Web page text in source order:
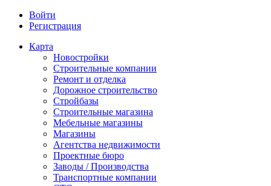
Войти
Регистрация
Карта
Новостройки
Строительные компании
Ремонт и отделка
Дорожное строительство
Стройбазы
Строительные магазина
Мебельные магазины
Магазины
Агентства недвижимости
Проектные бюро
Заводы / Производства
Транспортные компании